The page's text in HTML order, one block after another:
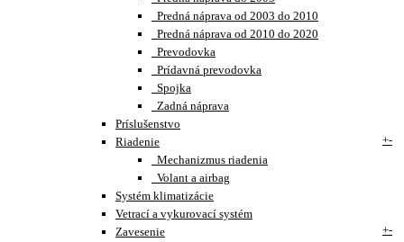
Predná náprava od 2003 do 2010
Predná náprava od 2010 do 2020
Prevodovka
Prídavná prevodovka
Spojka
Zadná náprava
Príslušenstvo
Riadenie
+-
Mechanizmus riadenia
Volant a airbag
Systém klimatizácie
Vetrací a vykurovací systém
Zavesenie
+-